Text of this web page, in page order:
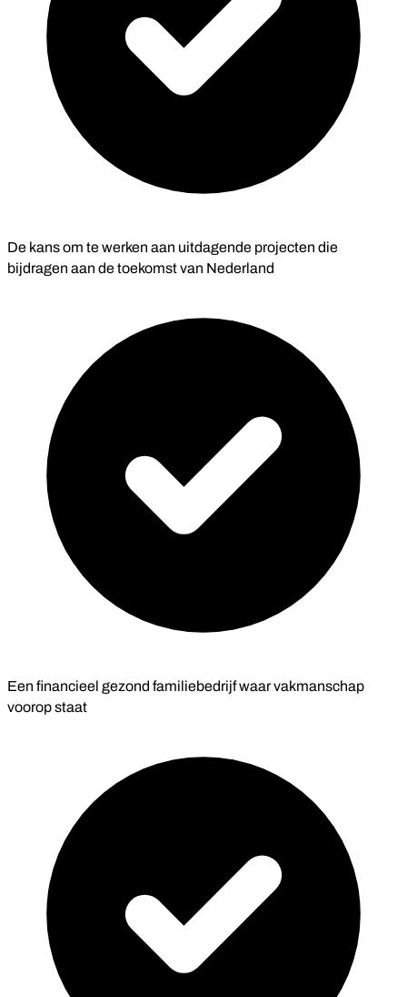
De kans om te werken aan uitdagende projecten die
bijdragen aan de toekomst van Nederland
Een financieel gezond familiebedrijf waar vakmanschap
voorop staat